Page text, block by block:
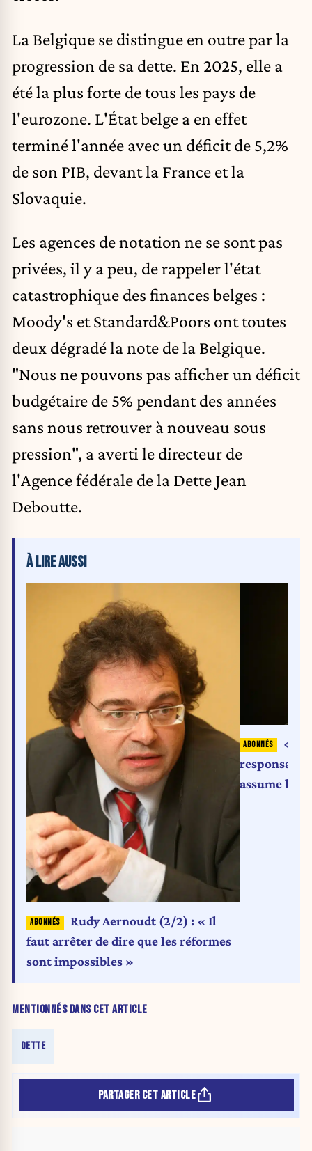
La Belgique se distingue en outre par la
progression de sa dette. En 2025, elle a
été la plus forte de tous les pays de
l'eurozone. L'État belge a en effet
terminé l'année avec un déficit de 5,2%
de son PIB, devant la France et la
Slovaquie.
Les agences de notation ne se sont pas
privées, il y a peu, de rappeler l'état
catastrophique des finances belges :
Moody's et Standard&Poors ont toutes
deux dégradé la note de la Belgique.
"Nous ne pouvons pas afficher un déficit
budgétaire de 5% pendant des années
sans nous retrouver à nouveau sous
pression", a averti le directeur de
l'Agence fédérale de la Dette Jean
Deboutte.
MENTIONNÉS DANS CET ARTICLE
DETTE
À LIRE AUSSI
Rudy Aernoudt (2/2) : « Il
faut arrêter de dire que les réformes
sont impossibles »
« Je
assume le
PARTAGER CET ARTICLE